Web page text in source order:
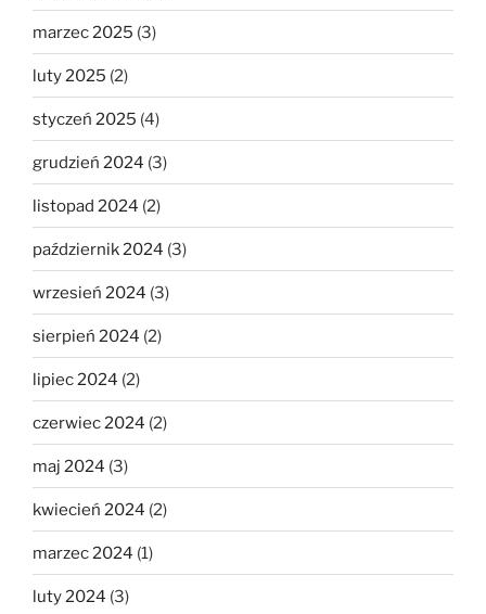
marzec 2025 (3)
luty 2025 (2)
styczeń 2025 (4)
grudzień 2024 (3)
listopad 2024 (2)
październik 2024 (3)
wrzesień 2024 (3)
sierpień 2024 (2)
lipiec 2024 (2)
czerwiec 2024 (2)
maj 2024 (3)
kwiecień 2024 (2)
marzec 2024 (1)
luty 2024 (3)